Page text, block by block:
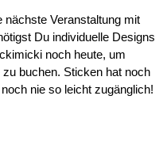
Veranstaltung mit
Du individuelle Designs
noch heute, um
buchen. Sticken hat noch
nie so leicht zugänglich!